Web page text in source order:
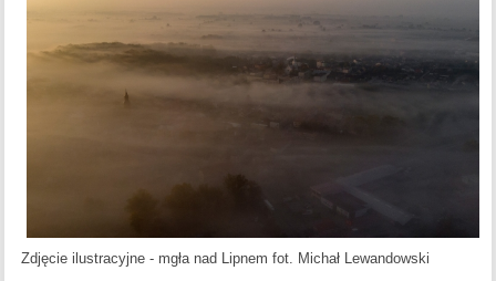
Zdjęcie ilustracyjne - mgła nad Lipnem fot. Michał Lewandowski